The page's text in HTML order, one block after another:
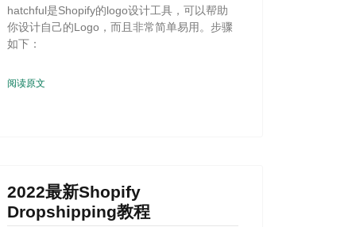
hatchful是Shopify的logo设计工具，可以帮助
你设计自己的Logo，而且非常简单易用。步骤
如下：
阅读原文
2022最新Shopify
Dropshipping教程